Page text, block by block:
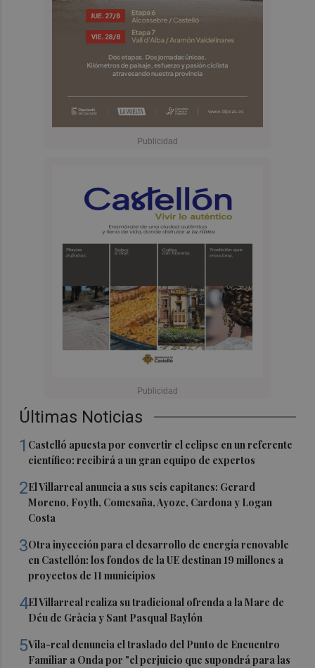
Últimas Noticias
1 Castelló apuesta por convertir el eclipse en un referente
científico: recibirá a un gran equipo de expertos
2El Villarreal anuncia a sus seis capitanes: Gerard
Moreno, Foyth, Comesaña, Ayoze, Cardona y Logan
Costa
3Otra inyección para el desarrollo de energía renovable
en Castellón: los fondos de la UE destinan 19 millones a
proyectos de 11 municipios
4El Villarreal realiza su tradicional ofrenda a la Mare de
Déu de Gràcia y Sant Pasqual Baylón
5Vila-real denuncia el traslado del Punto de Encuentro
Familiar a Onda por "el perjuicio que supondrá para las